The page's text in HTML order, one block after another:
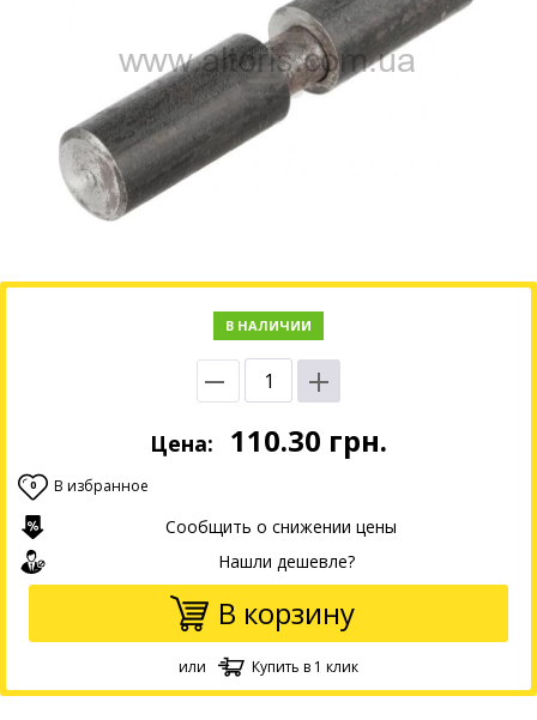
В НАЛИЧИИ
Цена: 110.30 грн.
0 В избранное
Сообщить о снижении цены
Нашли дешевле?
В корзину
или Купить в 1 клик